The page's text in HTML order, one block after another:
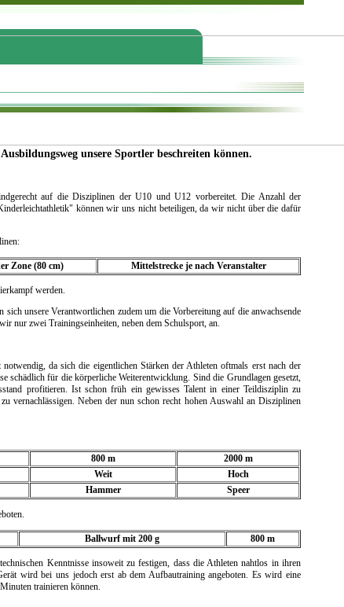
unsere Sportler beschreiten können.
auf die Disziplinen der U10 und U12 vorbereitet. Die Anzahl der
können wir uns nicht beteiligen, da wir nicht über die dafür
Zone (80 cm) Mittelstrecke je nach Veranstalter
werden.
unsere Verantwortlichen zudem um die Vorbereitung auf die anwachsende
nur zwei Trainingseinheiten, neben dem Schulsport, an.
da sich die eigentlichen Stärken der Athleten oftmals erst nach der
schädlich für die körperliche Weiterentwicklung. Sind die Grundlagen gesetzt,
profitieren. Ist schon früh ein gewisses Talent in einer Teildisziplin zu
vernachlässigen. Neben der nun schon recht hohen Auswahl an Disziplinen
800 m
2000 m
Weit
Hoch
Hammer Speer
Ballwurf mit 200 g 800 m
Kenntnisse insoweit zu festigen, dass die Athleten nahtlos in ihren
wird bei uns jedoch erst ab dem Aufbautraining angeboten. Es wird eine
trainieren können.